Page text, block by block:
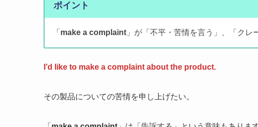
ポイント
「 make a complaint 」が「不平・苦情を言う」、「クレ
I’d like to make a complaint about the product.
その製品についての苦情を申し上げたい。